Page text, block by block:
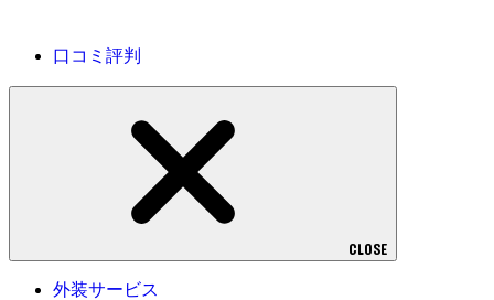
口コミ評判
CLOSE
外装サービス